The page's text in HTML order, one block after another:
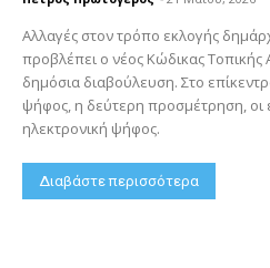
Αλλαγές στον τρόπο εκλογής
προβλέπει ο νέος Κώδικας Τοπικής
δημόσια διαβούλευση. Στο
ψήφος, η δεύτερη προσμέτρηση, οι
ηλεκτρονική ψήφος.
Διαβάστε περισσότερα